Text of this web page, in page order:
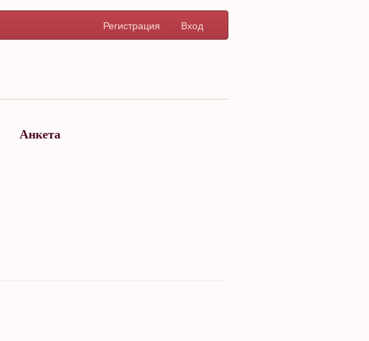
Регистрация Вход
Анкета